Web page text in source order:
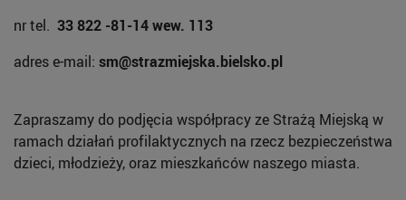
nr tel. 33 822 -81-14 wew. 113
adres e-mail: sm@strazmiejska.bielsko.pl
Zapraszamy do podjęcia współpracy ze Strażą Miejską w
ramach działań profilaktycznych na rzecz bezpieczeństwa
dzieci, młodzieży, oraz mieszkańców naszego miasta.